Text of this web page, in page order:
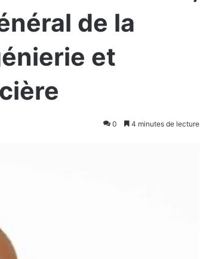
de la
et
0 4 minutes de lecture